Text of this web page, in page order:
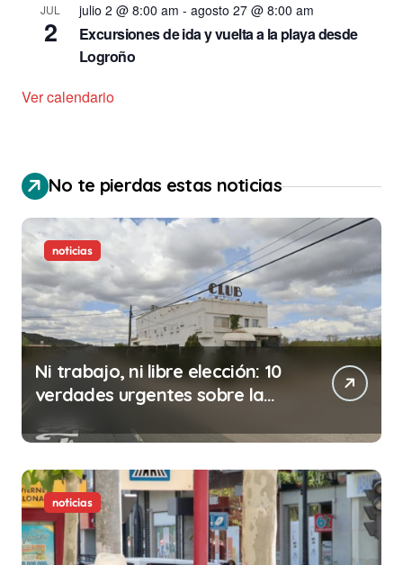
JUL
2
julio 2 @ 8:00 am - agosto 27 @ 8:00 am
Excursiones de ida y vuelta a la playa desde
Logroño
Ver calendario
No te pierdas estas noticias
noticias
Ni trabajo, ni libre elección: 10
verdades urgentes sobre la
noticias